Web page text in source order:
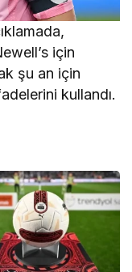
için
şu an için
kullandı.